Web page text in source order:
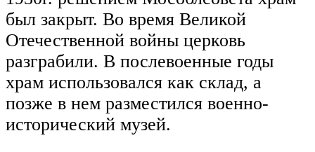
был закрыт. Во время Великой
Отечественной войны цер­ковь
разграбили. В послевоенные годы
храм использовался как склад, а
позже в нем разместился военно-
исторический музей.